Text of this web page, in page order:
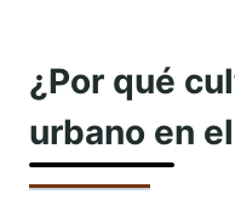
¿Por qué
urbano en